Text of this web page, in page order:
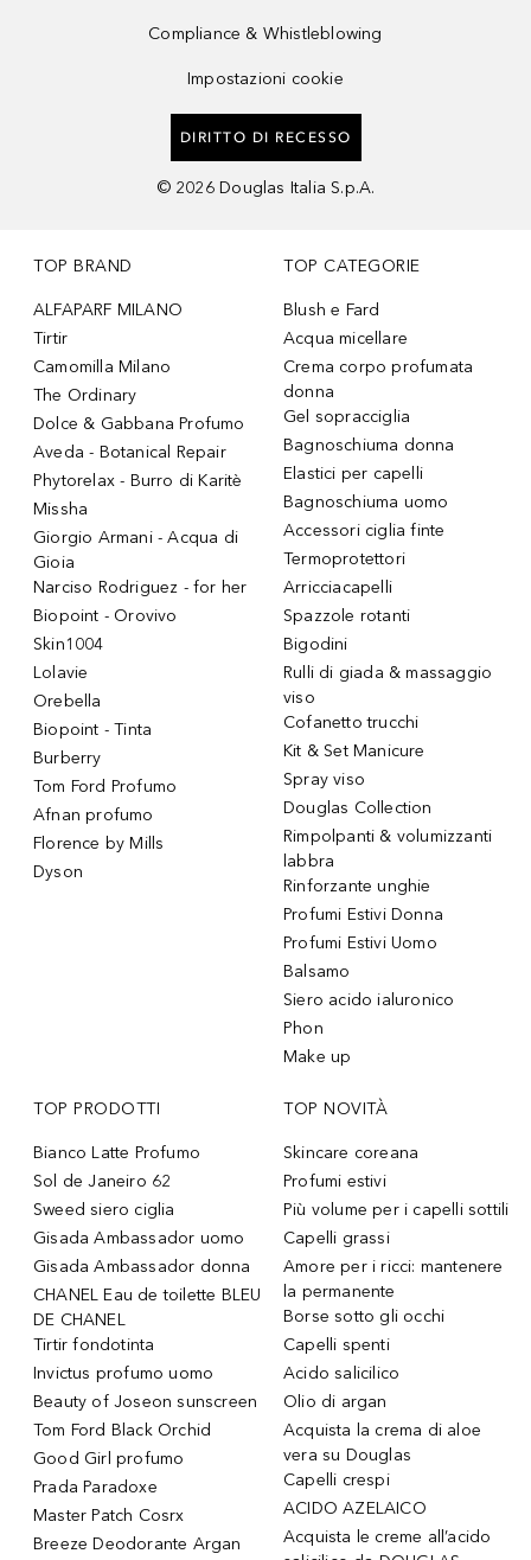
Compliance & Whistleblowing
Impostazioni cookie
DIRITTO DI RECESSO
© 2026 Douglas Italia S.p.A.
TOP BRAND
ALFAPARF MILANO
Tirtir
Camomilla Milano
The Ordinary
Dolce & Gabbana Profumo
Aveda - Botanical Repair
Phytorelax - Burro di Karitè
Missha
Giorgio Armani - Acqua di
Gioia
Narciso Rodriguez - for her
Biopoint - Orovivo
Skin1004
Lolavie
Orebella
Biopoint - Tinta
Burberry
Tom Ford Profumo
Afnan profumo
Florence by Mills
Dyson
TOP CATEGORIE
Blush e Fard
Acqua micellare
Crema corpo profumata
donna
Gel sopracciglia
Bagnoschiuma donna
Elastici per capelli
Bagnoschiuma uomo
Accessori ciglia finte
Termoprotettori
Arricciacapelli
Spazzole rotanti
Bigodini
Rulli di giada & massaggio
viso
Cofanetto trucchi
Kit & Set Manicure
Spray viso
Douglas Collection
Rimpolpanti & volumizzanti
labbra
Rinforzante unghie
Profumi Estivi Donna
Profumi Estivi Uomo
Balsamo
Siero acido ialuronico
Phon
Make up
TOP PRODOTTI
Bianco Latte Profumo
Sol de Janeiro 62
Sweed siero ciglia
Gisada Ambassador uomo
Gisada Ambassador donna
CHANEL Eau de toilette BLEU
DE CHANEL
Tirtir fondotinta
Invictus profumo uomo
Beauty of Joseon sunscreen
Tom Ford Black Orchid
Good Girl profumo
Prada Paradoxe
Master Patch Cosrx
Breeze Deodorante Argan
TOP NOVITÀ
Skincare coreana
Profumi estivi
Più volume per i capelli sottili
Capelli grassi
Amore per i ricci: mantenere
la permanente
Borse sotto gli occhi
Capelli spenti
Acido salicilico
Olio di argan
Acquista la crema di aloe
vera su Douglas
Capelli crespi
ACIDO AZELAICO
Acquista le creme all’acido